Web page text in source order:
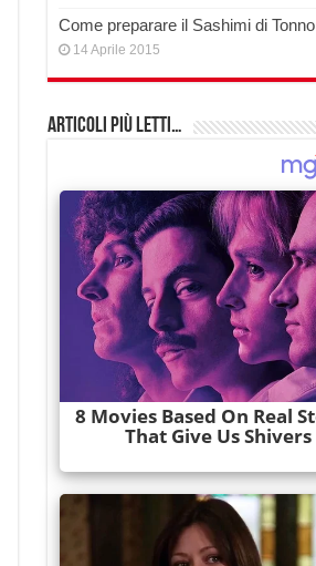
Come preparare il Sashimi di Tonno
14 Aprile 2015
Articoli più Letti…